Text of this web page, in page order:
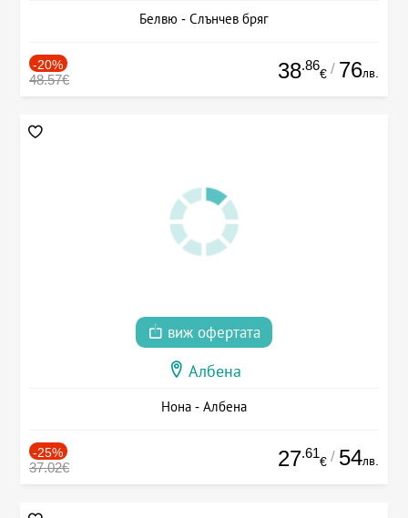
Белвю - Слънчев бряг
-20%
48.57€ 38.86
€ / 76лв.
виж офертата
Албена
Нона - Албена
-25%
37.02€ 27.61
€ / 54лв.